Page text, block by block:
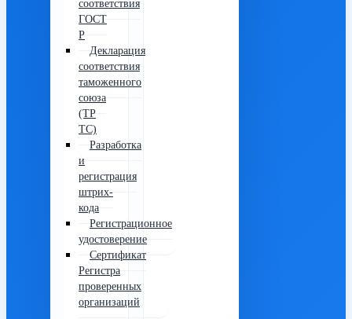
соответствия
ГОСТ
Р
Декларация
соответствия
таможенного
союза
(ТР
ТС)
Разработка
и
регистрация
штрих-
кода
Регистрационное
удостоверение
Сертификат
Регистра
проверенных
организаций